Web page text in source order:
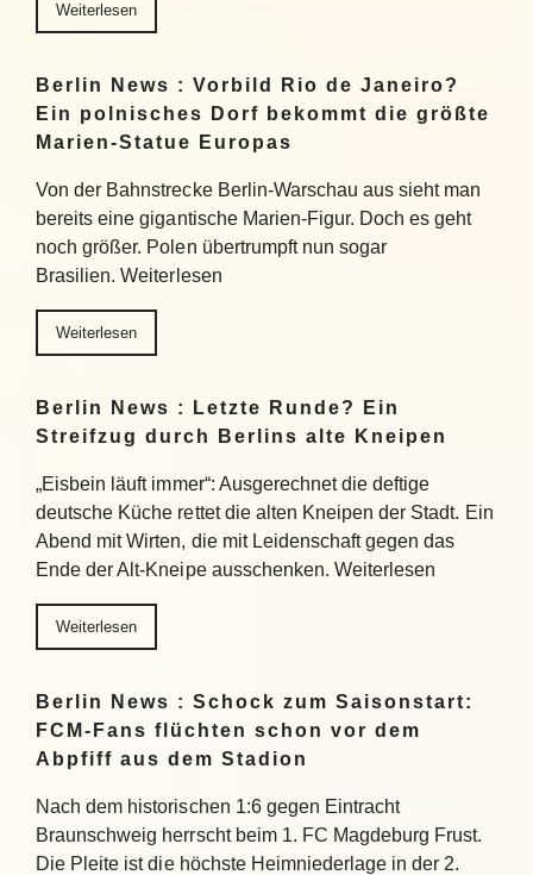
Weiterlesen
Berlin News : Vorbild Rio de Janeiro?
Ein polnisches Dorf bekommt die größte
Marien-Statue Europas
Von der Bahnstrecke Berlin-Warschau aus sieht man
bereits eine gigantische Marien-Figur. Doch es geht
noch größer. Polen übertrumpft nun sogar
Brasilien. Weiterlesen
Weiterlesen
Berlin News : Letzte Runde? Ein
Streifzug durch Berlins alte Kneipen
„Eisbein läuft immer“: Ausgerechnet die deftige
deutsche Küche rettet die alten Kneipen der Stadt. Ein
Abend mit Wirten, die mit Leidenschaft gegen das
Ende der Alt-Kneipe ausschenken. Weiterlesen
Weiterlesen
Berlin News : Schock zum Saisonstart:
FCM-Fans flüchten schon vor dem
Abpfiff aus dem Stadion
Nach dem historischen 1:6 gegen Eintracht
Braunschweig herrscht beim 1. FC Magdeburg Frust.
Die Pleite ist die höchste Heimniederlage in der 2.